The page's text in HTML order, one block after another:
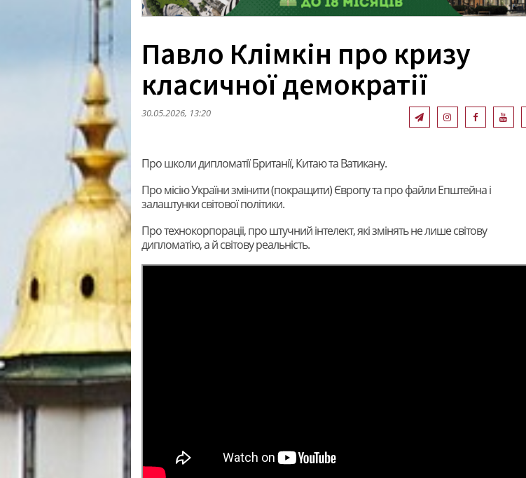
Павло Клімкін про кризу
класичної демократії
30.05.2026, 13:20
Про школи дипломатії Британії, Китаю та Ватикану.
Про місію України змінити (покращити) Європу та про файли Епштейна і
залаштунки світової політики.
Про технокорпораціі, про штучний інтелект, які змінять не лише світову
дипломатію, а й світову реальність.